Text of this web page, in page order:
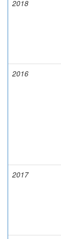
2018
2016
2017